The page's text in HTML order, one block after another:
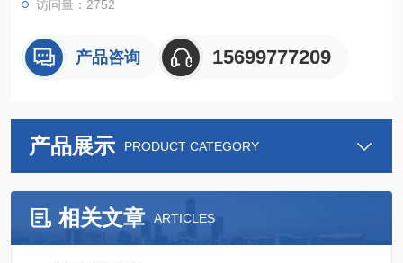
访问量：2752
产品咨询 15699777209
产品展示 PRODUCT CATEGORY
相关文章 ARTICLES